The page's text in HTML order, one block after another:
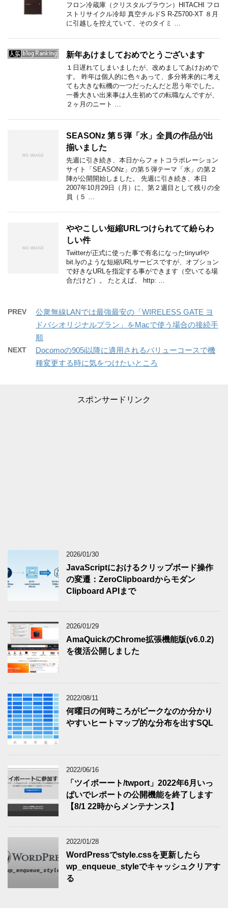
フロン冷蔵庫（クリスタルブラウン）HITACHI フロ
ストリサイクル冷却 真空チルドS R-Z5700-XT ８月
に引越しを控えていて、そのタイミ …
新年あけましておめでとうございます
１日遅れてしまいましたが、改めましてあけおめで
す。 昨年は個人的に色々あって、多分将来的に考え
ても大きな転機の一つだったんだと思う年でした。
一番大きい出来事は人生初めての転職なんですが、
２ヶ月のニート …
SEASONz 第５弾「水」全員の作品が出
揃いました
先週に引き続き、本日からフォトコラボレーション
サイト「SEASONz」の第５弾テーマ「水」の第２
陣が公開開始しました。 先週に引き続き、本日
2007年10月29日（月）に、第２週目として残りの全
員（５ …
ややこしい短縮URLつけられてて紛らわ
しい件
Twitterが正式に使った事で有名になったtinyurlや
bit.lyのような短縮URLサービスですが、オプション
で好きなURLを指定する事ができます（空いてる場
合だけど）。 たとえば、 http: …
PREV
公衆無線LANでは最強最安の「WIRELESS GATE ヨ
ドバシオリジナルプラン」をMacで使う場合の接続手
順
NEXT
Docomoの905i以降に適用されるバリューコースで機
種変更する時に気をつけたいところ
スポンサードリンク
2026/01/30
JavaScriptにおけるクリップボード操作
の変遷：ZeroClipboardからモダン
Clipboard APIまで
2026/01/29
AmaQuickのChrome拡張機能版(v6.0.2)
を復活公開しました
2022/08/11
何曜日の何時ころがピークなのか分かり
やすいヒートマップ的な分布を出すSQL
2022/06/16
「ツイポーート/twport」2022年6月いっ
ぱいでレポートの公開機能を終了します
【8/1 22時からメンテナンス】
2022/01/28
WordPressでstyle.cssを更新したら
wp_enqueue_styleでキャッシュクリアす
る